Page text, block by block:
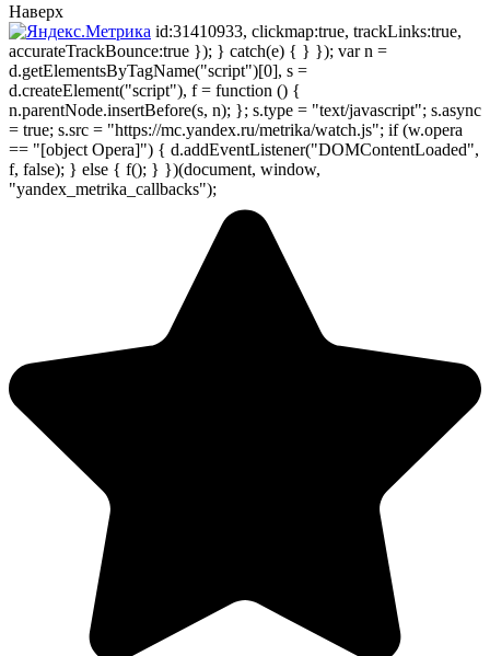
Наверх
id:31410933, clickmap:true, trackLinks:true,
accurateTrackBounce:true }); } catch(e) { } }); var n =
d.getElementsByTagName("script")[0], s =
d.createElement("script"), f = function () {
n.parentNode.insertBefore(s, n); }; s.type = "text/javascript"; s.async
= true; s.src = "https://mc.yandex.ru/metrika/watch.js"; if (w.opera
== "[object Opera]") { d.addEventListener("DOMContentLoaded",
f, false); } else { f(); } })(document, window,
"yandex_metrika_callbacks");